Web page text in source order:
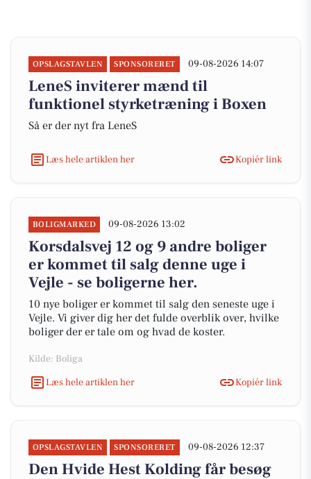
OPSLAGSTAVLEN SPONSORERET 09-08-2026 14:07
LeneS inviterer mænd til
funktionel styrketræning i Boxen
Så er der nyt fra LeneS
Læs hele artiklen her Kopiér link
BOLIGMARKED 09-08-2026 13:02
Korsdalsvej 12 og 9 andre boliger
er kommet til salg denne uge i
Vejle - se boligerne her.
10 nye boliger er kommet til salg den seneste uge i
Vejle. Vi giver dig her det fulde overblik over, hvilke
boliger der er tale om og hvad de koster.
Kilde: Boliga
Læs hele artiklen her
Kopiér link
OPSLAGSTAVLEN SPONSORERET 09-08-2026 12:37
Den Hvide Hest Kolding får besøg